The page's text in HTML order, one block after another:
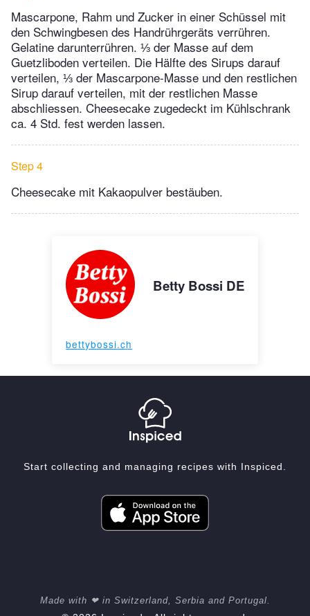
Mascarpone, Rahm und Zucker in einer Schüssel mit
den Schwingbesen des Handrührgeräts verrühren.
Gelatine darunterrühren. ⅓ der Masse auf dem
Guetzliboden verteilen. Die Hälfte des Sirups darauf
verteilen, ⅓ der Mascarpone-Masse und den restlichen
Sirup darauf verteilen, mit der restlichen Masse
abschliessen. Cheesecake zugedeckt im Kühlschrank
ca. 4 Std. fest werden lassen.
Step 4
Cheesecake mit Kakaopulver bestäuben.
Betty Bossi DE
bettybossi.ch
Start collecting and managing recipes with Inspiced.
Made with ❤ in Switzerland, Serbia and Portugal.